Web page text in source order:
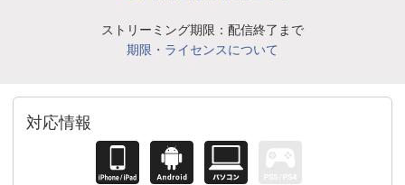
ストリーミング期限：配信終了まで
期限・ライセンスについて
対応情報